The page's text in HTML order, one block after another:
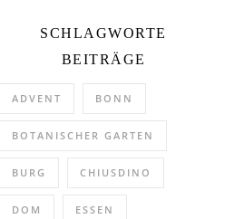
SCHLAGWORTE
BEITRÄGE
ADVENT BONN
BOTANISCHER GARTEN
BURG CHIUSDINO
DOM ESSEN